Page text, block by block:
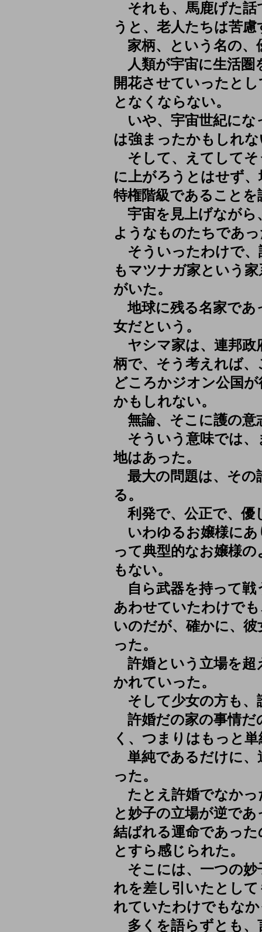
それも、馬鹿げた話
うと、老人たちは苦慮
家柄、という名の、
人類が宇宙に生活圏
開花させていったと
となくならない。
いや、宇宙世紀にな
は強まったかもしれな
そして、えてしてそ
に上がろうとはせず
特権階級であることを
宇宙を見上げながら
ようなものたちであ
そういったわけで、
もマツナガ家という
がいた。
地球に残る名家であ
女だという。
ヤシマ家は、連邦政
柄で、そう考えれば
どころかジオン公国
かもしれない。
無論、そこに護の意
そういう意味では、
地はあった。
最大の問題は、その
る。
利発で、公正で、優
いわゆるお嬢様にあ
って典型的なお嬢様
もない。
自ら武器を持って戦
あわせていたわけで
いのだが、確かに、
った。
許婚という立場を超
かれていった。
そして少女の方も、
許婚だの家の事情だ
く、つまりはもっと
単純であるだけに、
った。
たとえ許婚でなかっ
と妙子の立場が逆で
結ばれる運命であっ
とすら感じられた。
そこには、一つの妙
れを差し引いたとし
れていたわけでもな
多くを語らずとも、